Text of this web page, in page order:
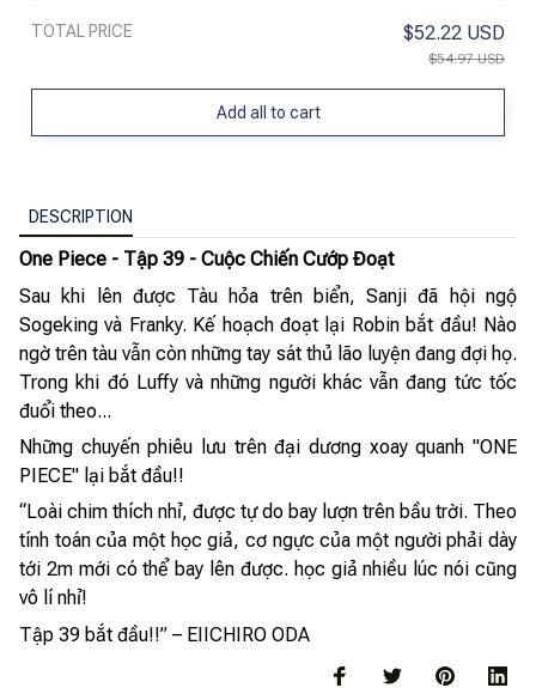
TOTAL PRICE $52.22 USD
$54.97 USD
Add all to cart
DESCRIPTION
One Piece - Tập 39 - Cuộc Chiến Cướp Đoạt
Sau khi lên được Tàu hỏa trên biển, Sanji đã hội ngộ
Sogeking và Franky. Kế hoạch đoạt lại Robin bắt đầu! Nào
ngờ trên tàu vẫn còn những tay sát thủ lão luyện đang đợi họ.
Trong khi đó Luffy và những người khác vẫn đang tức tốc
đuổi theo...
Những chuyến phiêu lưu trên đại dương xoay quanh "ONE
PIECE" lại bắt đầu!!
“Loài chim thích nhỉ, được tự do bay lượn trên bầu trời. Theo
tính toán của một học giả, cơ ngực của một người phải dày
tới 2m mới có thể bay lên được. học giả nhiều lúc nói cũng
vô lí nhỉ!
Tập 39 bắt đầu!!” – EIICHIRO ODA